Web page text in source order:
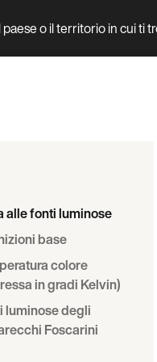
paese o il territorio in cui ti
alle fonti luminose
base
colore
in gradi Kelvin)
luminose degli
Foscarini